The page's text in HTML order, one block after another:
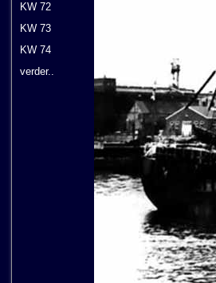
KW 72
KW 73
KW 74
verder..